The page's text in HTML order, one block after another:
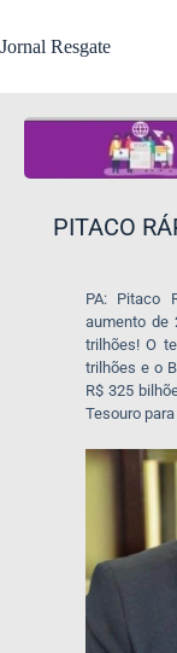
Jornal Resgate
PITACO
PA: Pitaco
aumento de
trilhões! O
trilhões e o
R$ 325
Tesouro